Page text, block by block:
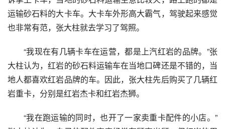
运输砂石料的大卡车。大卡车外形高大霸气，驾驶起来感觉
也非常有范，张大柱就去学习了驾照。
“我现在有几辆卡车在运营，都是上汽红岩的品牌。”张
大柱认为，红岩的砂石料运输车在当地口碑还是不错的，当
地人都喜欢红岩品牌的车。因此，张大柱先后购买了几辆红
岩重卡，分别是红岩杰卡和红岩杰狮。
“我在跑运输的同时，也开了一家卖重卡配件的小店。”